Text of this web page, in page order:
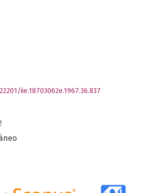
iie.18703062e.1967.36.837